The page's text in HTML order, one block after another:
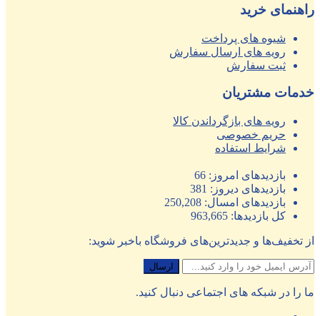
راهنمای خرید
شیوه های پرداخت
رویه های ارسال سفارش
ثبت سفارش
خدمات مشتریان
رویه های بازگرداندن کالا
حریم خصوصی
شرایط استفاده
بازدیدهای امروز: 66
بازدیدهای دیروز: 381
بازدیدهای امسال: 250,208
کل بازدیدها: 963,665
از تخفیف‌ها و جدیدترین‌های فروشگاه باخبر شوید:
ما را در شبکه های اجتماعی دنبال کنید.